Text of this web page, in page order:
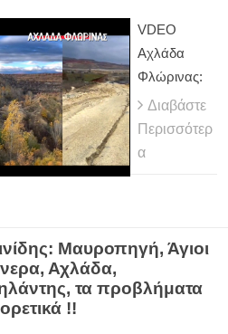
VDEO
Αχλάδα
Φλώρινας:
Διαβάστε
Περισσότερ
α
Μαυροπηγή, Άγιοι
Αχλάδα,
τα προβλήματα
!!